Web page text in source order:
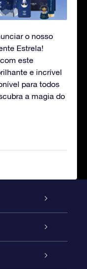
o nosso
Estrela!
este
e incrível
para todos
a magia do